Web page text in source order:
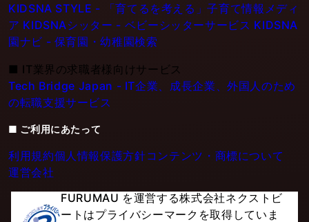
KIDSNA STYLE - 「育てるを考える」子育て情報メディ
ア KIDSNAシッター - ベビーシッターサービス KIDSNA
園ナビ - 保育園・幼稚園検索
■ IT業界の求職者様向けサービス
Tech Bridge Japan - IT企業、成長企業、外国人のため
の転職支援サービス
■ ご利用にあたって
利用規約個人情報保護方針コンテンツ・商標について
運営会社
FURUMAU を運営する株式会社ネクストビ
ートはプライバシーマークを取得していま